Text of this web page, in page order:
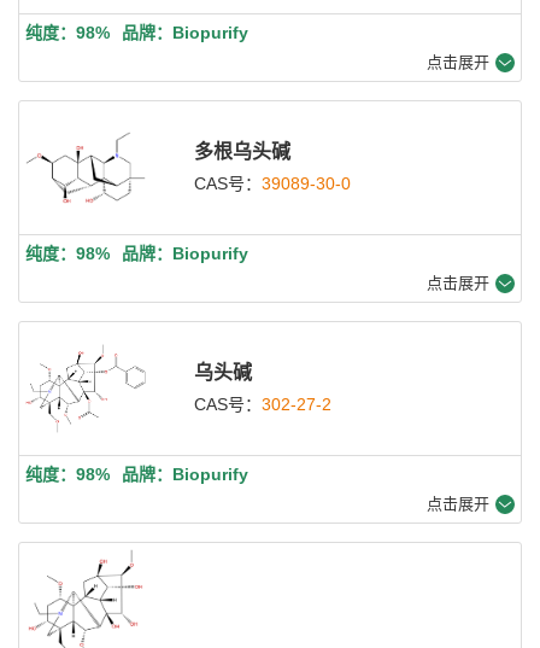
纯度：98% 品牌：Biopurify
点击展开
多根乌头碱
CAS号： 39089-30-0
纯度：98% 品牌：Biopurify
点击展开
乌头碱
CAS号： 302-27-2
纯度：98% 品牌：Biopurify
点击展开